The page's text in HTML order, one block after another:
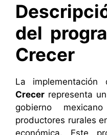
del
Crecer
La implementación
Crecer representa
gobierno
productores rurales